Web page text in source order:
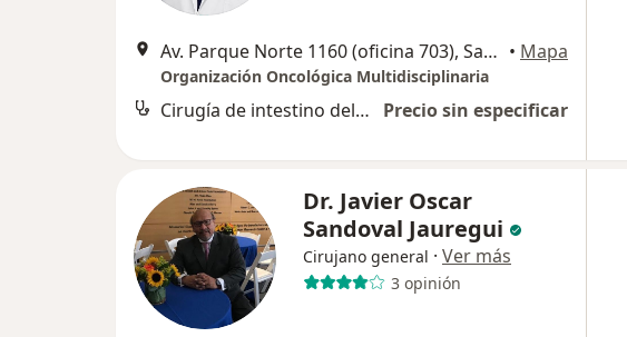
Av. Parque Norte 1160 (oficina 703), San Borja • Mapa
Organización Oncológica Multidisciplinaria
Cirugía de intestino delgado Precio sin especificar
Dr. Javier Oscar
Sandoval Jauregui
Cirujano general · Ver más
3 opinión